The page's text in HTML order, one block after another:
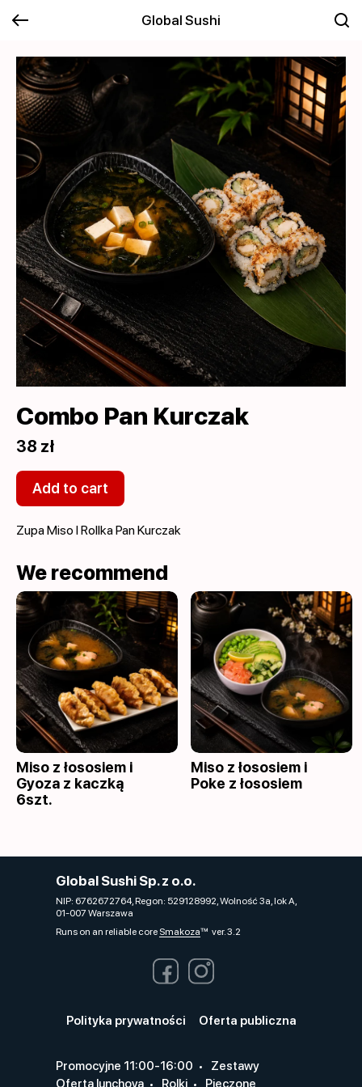
Global Sushi
Combo Pan Kurczak
38 zł
Add to cart
Zupa Miso I Rollka Pan Kurczak
We recommend
Miso z łososiem i
Gyoza z kaczką
6szt.
Miso z łososiem i
Poke z łososiem
Global Sushi Sp. z o.o.
NIP: 6762672764, Regon: 529128992, Wolność 3a, lok A,
01-007 Warszawa
Runs on an reliable core Smakozaver. 3.2
Polityka prywatności Oferta publiczna
Promocyjne 11:00-16:00
Zestawy
Oferta lunchova
Rolki Pieczone